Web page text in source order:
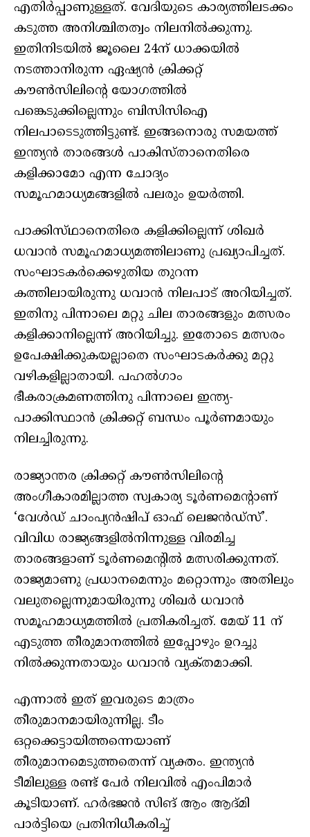
എതിർപ്പാണുള്ളത്. വേദിയുടെ കാര്യത്തിലടക്കം
കടുത്ത അനിശ്ചിതത്വം നിലനിൽക്കുന്നു.
ഇതിനിടയിൽ ജൂലൈ 24ന് ധാക്കയിൽ
നടത്താനിരുന്ന ഏഷ്യൻ ക്രിക്കറ്റ്
കൗൺസിലിന്റെ യോഗത്തിൽ
പങ്കെടുക്കില്ലെന്നും ബിസിസിഐ
നിലപാടെടുത്തിട്ടുണ്ട്. ഇങ്ങനൊരു സമയത്ത്
ഇന്ത്യൻ താരങ്ങൾ പാകിസ്‌താനെതിരെ
കളിക്കാമോ എന്ന ചോദ്യം
സമൂഹമാധ്യമങ്ങളിൽ പലരും ഉയർത്തി.
പാക്കിസ്‌ഥാനെതിരെ കളിക്കില്ലെന്ന് ശിഖർ
ധവാൻ സമൂഹമാധ്യമത്തിലാണു പ്രഖ്യാപിച്ചത്.
സംഘാടകർക്കെഴുതിയ തുറന്ന
കത്തിലായിരുന്നു ധവാൻ നിലപാട് അറിയിച്ചത്.
ഇതിനു പിന്നാലെ മറ്റു ചില താരങ്ങളും മത്സരം
കളിക്കാനില്ലെന്ന് അറിയിച്ചു. ഇതോടെ മത്സരം
ഉപേക്ഷിക്കുകയല്ലാതെ സംഘാടകർക്കു മറ്റു
വഴികളില്ലാതായി. പഹൽഗാം
ഭീകരാക്രമണത്തിനു പിന്നാലെ ഇന്ത്യ-
പാക്കിസ്ഥാൻ ക്രിക്കറ്റ് ബന്ധം പൂർണമായും
നിലച്ചിരുന്നു.
രാജ്യാന്തര ക്രിക്കറ്റ് കൗൺസിലിൻ്റെ
അംഗീകാരമില്ലാത്ത സ്വകാര്യ ടൂർണമെന്റാണ്
‘വേൾഡ് ചാംപ്യൻഷിപ് ഓഫ് ലെജൻഡ്‌സ്’.
വിവിധ രാജ്യങ്ങളിൽനിന്നുള്ള വിരമിച്ച
താരങ്ങളാണ് ടൂർണമെന്റിൽ മത്സരിക്കുന്നത്.
രാജ്യമാണു പ്രധാനമെന്നും മറ്റൊന്നും അതിലും
വലുതല്ലെന്നുമായിരുന്നു ശിഖർ ധവാൻ
സമൂഹമാധ്യമത്തിൽ പ്രതികരിച്ചത്. മേയ് 11 ന്
എടുത്ത തീരുമാനത്തിൽ ഇപ്പോഴും ഉറച്ചു
നിൽക്കുന്നതായും ധവാൻ വ്യക്‌തമാക്കി.
എന്നാൽ ഇത് ഇവരുടെ മാത്രം
തീരുമാനമായിരുന്നില്ല. ടീം
ഒറ്റക്കെട്ടായിത്തന്നെയാണ്
തീരുമാനമെടുത്തതെന്ന് വ്യക്തം. ഇന്ത്യൻ
ടീമിലുള്ള രണ്ട് പേർ നിലവിൽ എംപിമാർ
കൂടിയാണ്. ഹർഭജൻ സിങ് ആം ആദ്‌മി
പാർട്ടിയെ പ്രതിനിധീകരിച്ച്